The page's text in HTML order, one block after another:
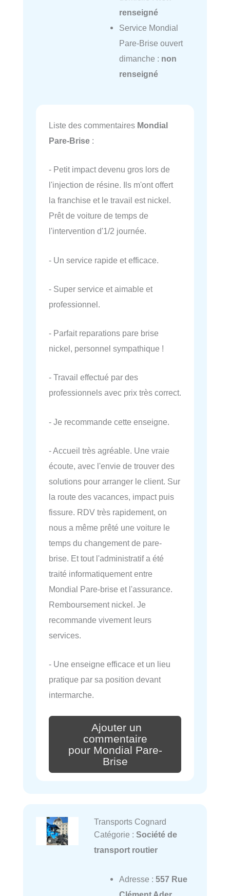
renseigné
Service Mondial
Pare-Brise ouvert
dimanche : non
renseigné
Liste des commentaires Mondial
Pare-Brise :
- Petit impact devenu gros lors de
l'injection de résine. Ils m'ont offert
la franchise et le travail est nickel.
Prêt de voiture de temps de
l'intervention d'1/2 journée.
- Un service rapide et efficace.
- Super service et aimable et
professionnel.
- Parfait reparations pare brise
nickel, personnel sympathique !
- Travail effectué par des
professionnels avec prix très correct.
- Je recommande cette enseigne.
- Accueil très agréable. Une vraie
écoute, avec l'envie de trouver des
solutions pour arranger le client. Sur
la route des vacances, impact puis
fissure. RDV très rapidement, on
nous a même prêté une voiture le
temps du changement de pare-
brise. Et tout l'administratif a été
traité informatiquement entre
Mondial Pare-brise et l'assurance.
Remboursement nickel. Je
recommande vivement leurs
services.
- Une enseigne efficace et un lieu
pratique par sa position devant
intermarche.
Ajouter un
commentaire
pour Mondial Pare-
Brise
Transports Cognard
Catégorie : Société de
transport routier
Adresse : 557 Rue